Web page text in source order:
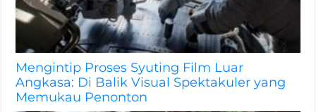
Mengintip Proses Syuting Film Luar
Angkasa: Di Balik Visual Spektakuler yang
Memukau Penonton